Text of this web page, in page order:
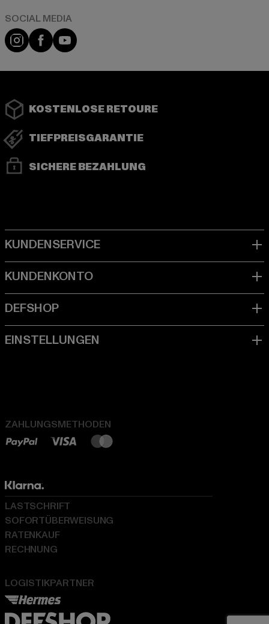
Instagram
FacebookYouTube
KOSTENLOSE RETOURE
TIEFPREISGARANTIE
SICHERE BEZAHLUNG
ZAHLUNGSMETHODEN
LOGISTIKPARTNER
LASTSCHRIFT
SOFORTÜBERWEISUNG
RATENKAUF
RECHNUNG